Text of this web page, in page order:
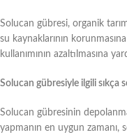
Solucan gübresi, organik
su kaynaklarının
kullanımının azaltılmasına
Solucan gübresiyle ilgili sıkça
Solucan gübresinin
yapmanın en uygun